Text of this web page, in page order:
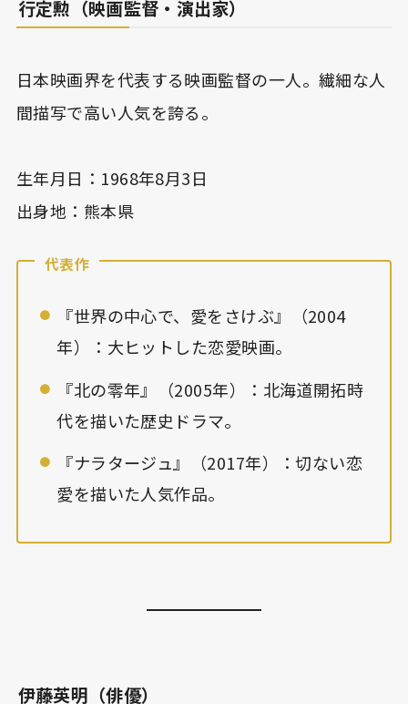
行定勲（映画監督・演出家）
日本映画界を代表する映画監督の一人。繊細な人
間描写で高い人気を誇る。
生年月日：1968年8月3日
出身地：熊本県
代表作
『世界の中心で、愛をさけぶ』（2004
年）：大ヒットした恋愛映画。
『北の零年』（2005年）：北海道開拓時
代を描いた歴史ドラマ。
『ナラタージュ』（2017年）：切ない恋
愛を描いた人気作品。
伊藤英明（俳優）